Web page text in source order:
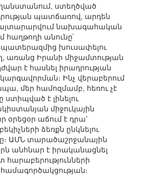
ստեղծված
պատճառով, արդեն
նախագահական
հաղթողի անունը`
խուսափելու
առանց Իրանի միջամտության
է հասնել իրադրության
Ինչ վերաբերում
մեր համոզմամբ, հեռու չէ
ստիպված է լինելու
միջուկային
օրեցօր աճում է դրա՝
ձեռքն ընկնելու
ԱՄՆ տարածաշրջանային
անհնար է իրականացնել